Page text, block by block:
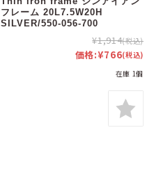
フレーム 20L7.5W20H
SILVER/550-056-700
¥1,914(税込)
価格:¥766(税込)
在庫 1個